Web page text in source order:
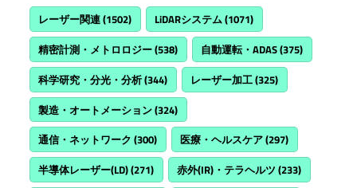
レーザー関連(1502) LiDARシステム(1071)
精密計測・メトロロジー(538) 自動運転・ADAS(375)
科学研究・分光・分析(344) レーザー加工(325)
製造・オートメーション(324)
通信・ネットワーク (300) 医療・ヘルスケア(297)
半導体レーザー(LD)(271) 赤外(IR)・テラヘルツ (233)